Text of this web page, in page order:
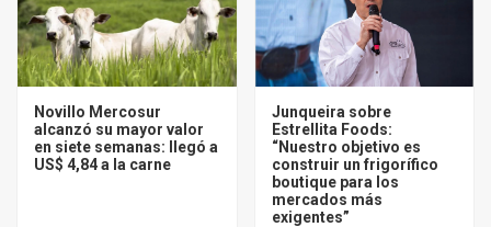
Novillo Mercosur
alcanzó su mayor valor
en siete semanas: llegó a
US$ 4,84 a la carne
Junqueira sobre
Estrellita Foods:
“Nuestro objetivo es
construir un frigorífico
boutique para los
mercados más
exigentes”